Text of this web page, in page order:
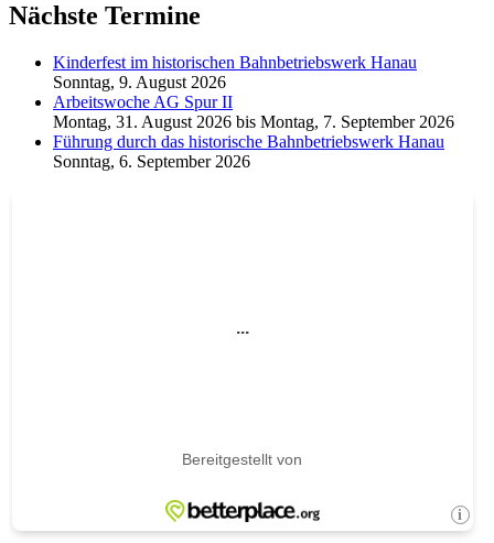
Nächste Termine
Kinderfest im historischen Bahnbetriebswerk Hanau
Sonntag, 9. August 2026
Arbeitswoche AG Spur II
Montag, 31. August 2026 bis Montag, 7. September 2026
Führung durch das historische Bahnbetriebswerk Hanau
Sonntag, 6. September 2026